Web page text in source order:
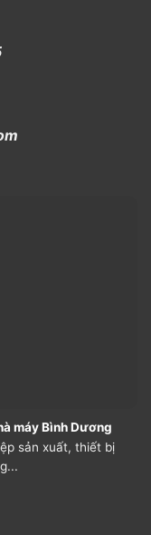
máy Bình Dương
sản xuất, thiết bị